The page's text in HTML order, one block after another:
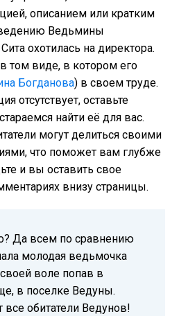
описанием или кратким
Ведьмины
охотилась на директора.
том виде, в котором его
Богданова) в своем труде.
отсутствует, оставьте
найти её для вас.
могут делиться своими
что поможет вам глубже
и вы оставить свое
внизу страницы.
Да всем по сравнению
молодая ведьмочка
воле попав в
в поселке Ведуны.
обитатели Ведунов!